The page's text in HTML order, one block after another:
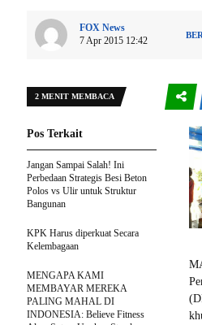
FOX News
7 Apr 2015 12:42
2 MENIT MEMBACA
Pos Terkait
Jangan Sampai Salah! Ini
Perbedaan Strategis Besi Beton
Polos vs Ulir untuk Struktur
Bangunan
KPK Harus diperkuat Secara
Kelembagaan
MENGAPA KAMI
MEMBAYAR MEREKA
PALING MAHAL DI
INDONESIA: Believe Fitness